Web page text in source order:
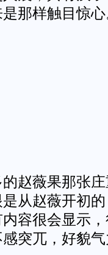
那样触目惊
薇果那张庄
从赵薇开初
容很会显示
突兀，好貌